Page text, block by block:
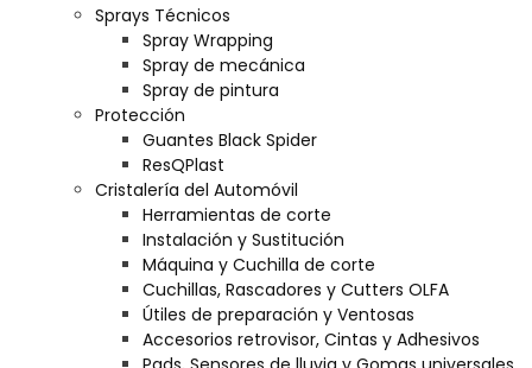
Sprays Técnicos
Spray Wrapping
Spray de mecánica
Spray de pintura
Protección
Guantes Black Spider
ResQPlast
Cristalería del Automóvil
Herramientas de corte
Instalación y Sustitución
Máquina y Cuchilla de corte
Cuchillas, Rascadores y Cutters OLFA
Útiles de preparación y Ventosas
Accesorios retrovisor, Cintas y Adhesivos